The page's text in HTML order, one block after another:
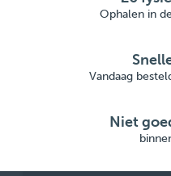
Ophalen in
Vandaag
Niet